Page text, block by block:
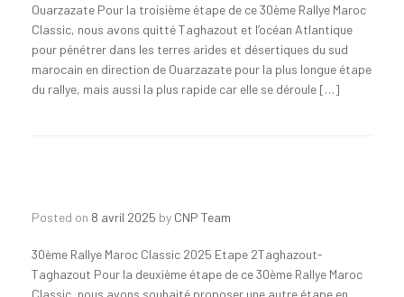
Ouarzazate Pour la troisième étape de ce 30ème Rallye Maroc
Classic, nous avons quitté Taghazout et l’océan Atlantique
pour pénétrer dans les terres arides et désertiques du sud
marocain en direction de Ouarzazate pour la plus longue étape
du rallye, mais aussi la plus rapide car elle se déroule […]
Posted on 8 avril 2025 by CNP Team
30ème Rallye Maroc Classic 2025 Etape 2Taghazout-
Taghazout Pour la deuxième étape de ce 30ème Rallye Maroc
Classic, nous avons souhaité proposer une autre étape en